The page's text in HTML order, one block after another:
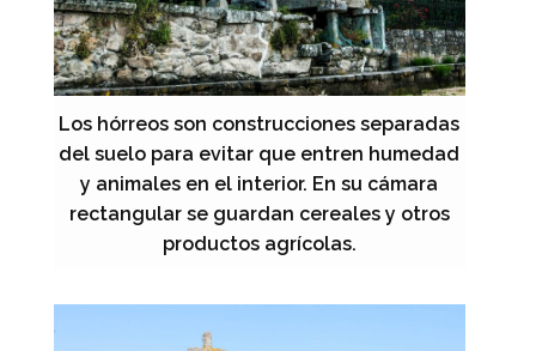
Los hórreos son construcciones separadas
del suelo para evitar que entren humedad
y animales en el interior. En su cámara
rectangular se guardan cereales y otros
productos agrícolas.